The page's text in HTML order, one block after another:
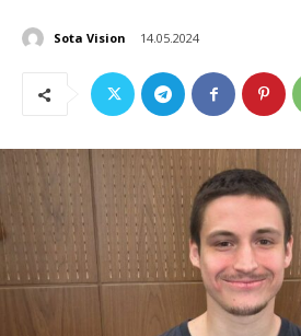
Sota Vision 14.05.2024